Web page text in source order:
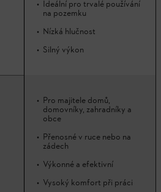
Ideální pro trvalé používání
na pozemku
Nízká hlučnost
Silný výkon
Pro majitele domů,
domovníky, zahradníky a
obce
Přenosné v ruce nebo na
zádech
Výkonné a efektivní
Vysoký komfort při práci